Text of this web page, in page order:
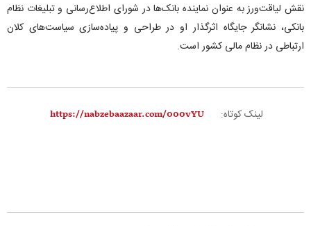
نقش لیاقت‌ورز به عنوان نماینده بانک‌ها در شورای اطلاع‌رسانی و تبلیغات نظام
بانکی، نشانگر جایگاه اثرگذار او در طراحی و پیاده‌سازی سیاست‌های کلان
ارتباطی در نظام مالی کشور است.
لینک کوتاه: